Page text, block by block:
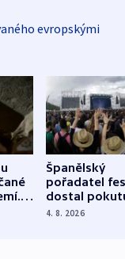
evropskými
Španělský
pořadatel
dostal
nekalé
4. 8. 2026